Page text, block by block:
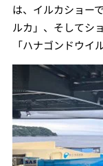
は、イルカショー
ルカ」、そしてシ
「ハナゴンドウイ